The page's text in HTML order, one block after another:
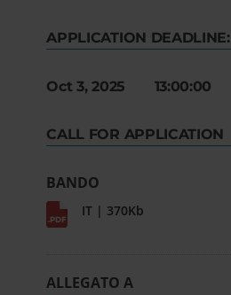
APPLICATION DEADLINE:
Oct 3, 2025 13:00:00
CALL FOR APPLICATION
BANDO
IT | 370Kb
ALLEGATO A